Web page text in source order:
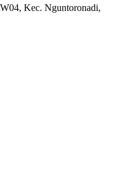
Kec. Nguntoronadi,